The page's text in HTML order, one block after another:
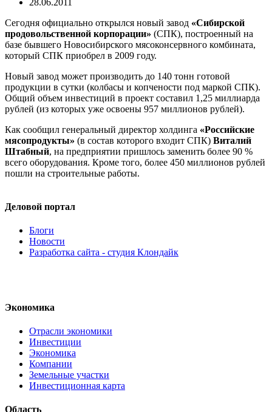
Сегодня официально открылся новый завод «Сибирской
продовольственной корпорации» (СПК), построенный на
базе бывшего Новосибирского мясоконсервного комбината,
который СПК приобрел в 2009 году.
Новый завод может производить до 140 тонн готовой
продукции в сутки (колбасы и копчености под маркой СПК).
Общий объем инвестиций в проект составил 1,25 миллиарда
рублей (из которых уже освоены 957 миллионов рублей).
Как сообщил генеральный директор холдинга «Российские
мясопродукты» (в состав которого входит СПК) Виталий
Штабный, на предприятии пришлось заменить более 90 %
всего оборудования. Кроме того, более 450 миллионов рублей
пошли на строительные работы.
Деловой портал
Блоги
Новости
Разработка сайта - студия Клондайк
Экономика
Отрасли экономики
Инвестиции
Экономика
Компании
Земельные участки
Инвестиционная карта
Область